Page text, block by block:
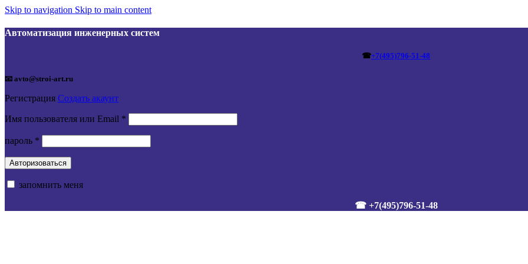
Skip to navigation Skip to main content
Автоматизация инженерных систем
☎+7(495)796-51-48
📧 avto@stroi-art.ru
Регистрация Создать акаунт
Имя пользователя или Email *
пароль *
Авторизоваться
запомнить меня
☎ +7(495)796-51-48